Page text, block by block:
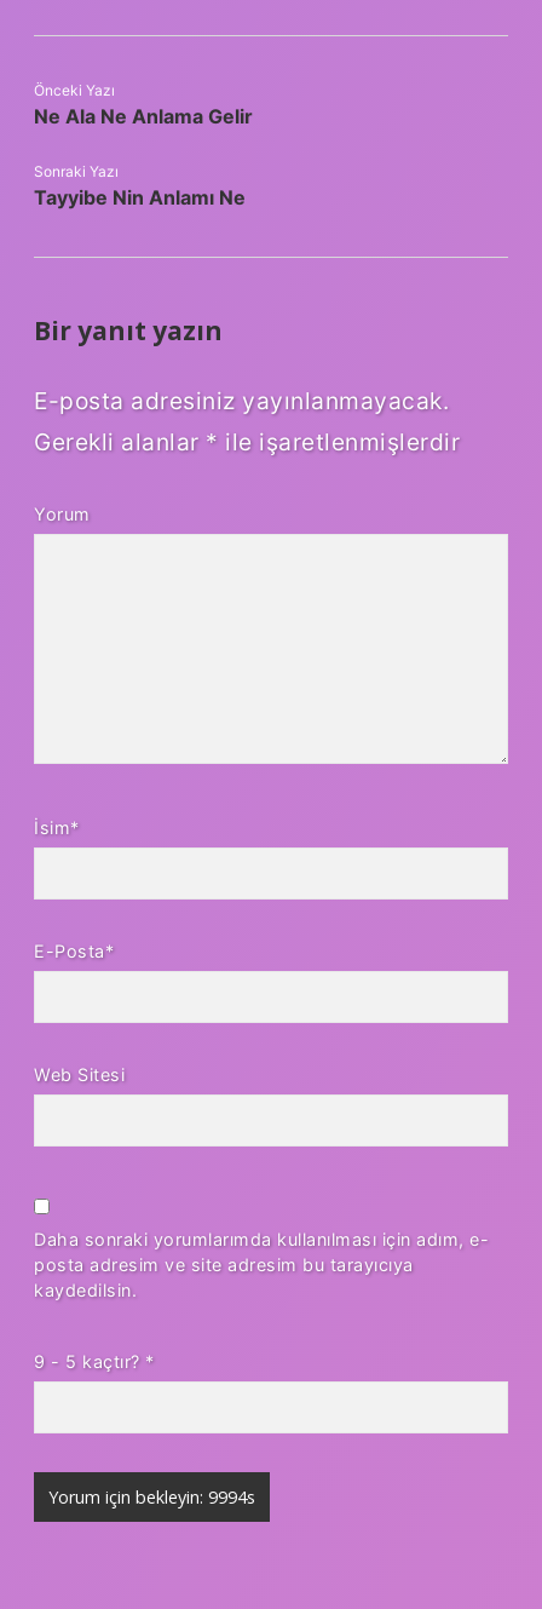
Önceki Yazı
Ne Ala Ne Anlama Gelir
Sonraki Yazı
Tayyibe Nin Anlamı Ne
Bir yanıt yazın
E-posta adresiniz yayınlanmayacak.
Gerekli alanlar * ile işaretlenmişlerdir
Yorum
İsim*
E-Posta*
Web Sitesi
Daha sonraki yorumlarımda kullanılması için adım, e-
posta adresim ve site adresim bu tarayıcıya
kaydedilsin.
9 - 5 kaçtır? *